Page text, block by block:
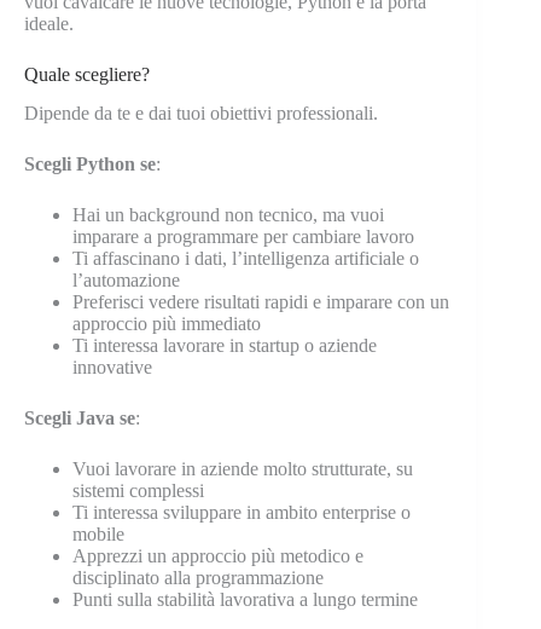
ideale.
Quale scegliere?
Dipende da te e dai tuoi obiettivi professionali.
Scegli Python se:
Hai un background non tecnico, ma vuoi
imparare a programmare per cambiare lavoro
Ti affascinano i dati, l’intelligenza artificiale o
l’automazione
Preferisci vedere risultati rapidi e imparare con un
approccio più immediato
Ti interessa lavorare in startup o aziende
innovative
Scegli Java se:
Vuoi lavorare in aziende molto strutturate, su
sistemi complessi
Ti interessa sviluppare in ambito enterprise o
mobile
Apprezzi un approccio più metodico e
disciplinato alla programmazione
Punti sulla stabilità lavorativa a lungo termine